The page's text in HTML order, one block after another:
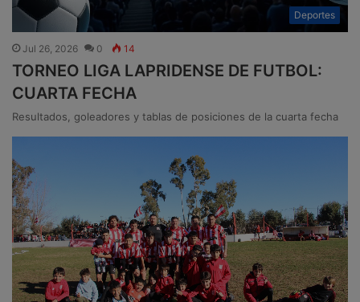
Deportes
Jul 26, 2026 0 14
TORNEO LIGA LAPRIDENSE DE FUTBOL:
CUARTA FECHA
Resultados, goleadores y tablas de posiciones de la cuarta fecha